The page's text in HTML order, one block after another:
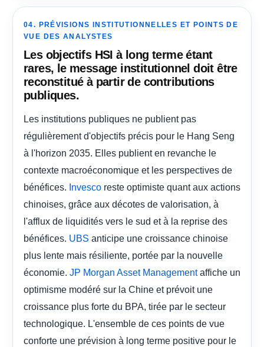
04. PRÉVISIONS INSTITUTIONNELLES ET POINTS DE
VUE DES ANALYSTES
Les objectifs HSI à long terme étant
rares, le message institutionnel doit être
reconstitué à partir de contributions
publiques.
Les institutions publiques ne publient pas
régulièrement d'objectifs précis pour le Hang Seng
à l'horizon 2035. Elles publient en revanche le
contexte macroéconomique et les perspectives de
bénéfices. Invesco reste optimiste quant aux actions
chinoises, grâce aux décotes de valorisation, à
l'afflux de liquidités vers le sud et à la reprise des
bénéfices. UBS anticipe une croissance chinoise
plus lente mais résiliente, portée par la nouvelle
économie. JP Morgan Asset Managementaffiche un
optimisme modéré sur la Chine et prévoit une
croissance plus forte du BPA, tirée par le secteur
technologique. L'ensemble de ces points de vue
conforte une prévision à long terme positive pour le